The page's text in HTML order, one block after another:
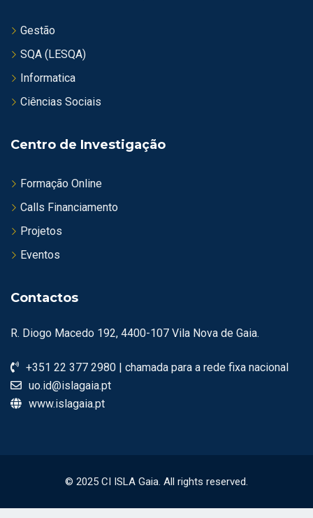
Gestão
SQA (LESQA)
Informatica
Ciências Sociais
Centro de Investigação
Formação Online
Calls Financiamento
Projetos
Eventos
Contactos
R. Diogo Macedo 192, 4400-107 Vila Nova de Gaia.
+351 22 377 2980 | chamada para a rede fixa nacional
uo.id@islagaia.pt
www.islagaia.pt
© 2025 CI ISLA Gaia. All rights reserved.